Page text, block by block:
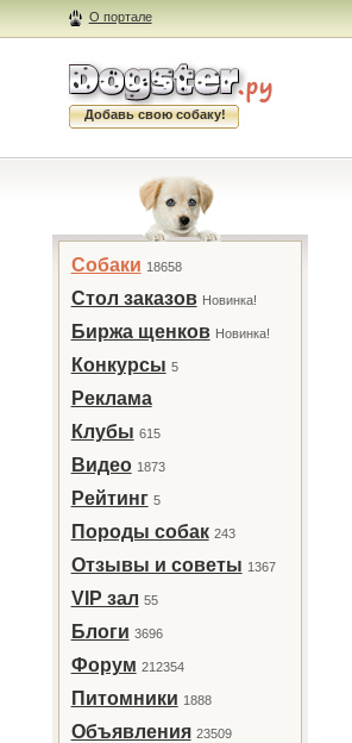
О портале
Добавь свою собаку!
Собаки 18658
Стол заказов Новинка!
Биржа щенков Новинка!
Конкурсы 5
Реклама
Клубы 615
Видео 1873
Рейтинг 5
Породы собак 243
Отзывы и советы 1367
VIP зал 55
Блоги 3696
Форум 212354
Питомники 1888
Объявления 23509